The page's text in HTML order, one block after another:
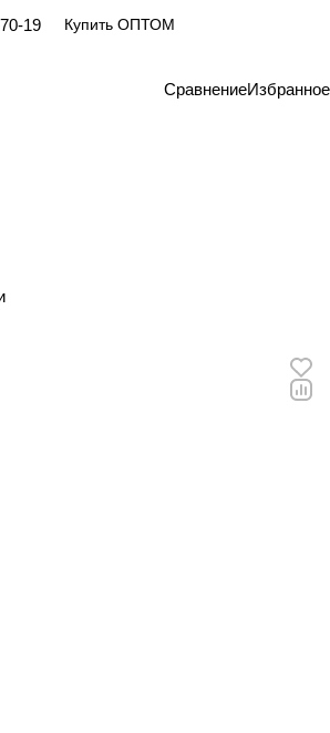
19
Купить ОПТОМ
СравнениеИзбранное